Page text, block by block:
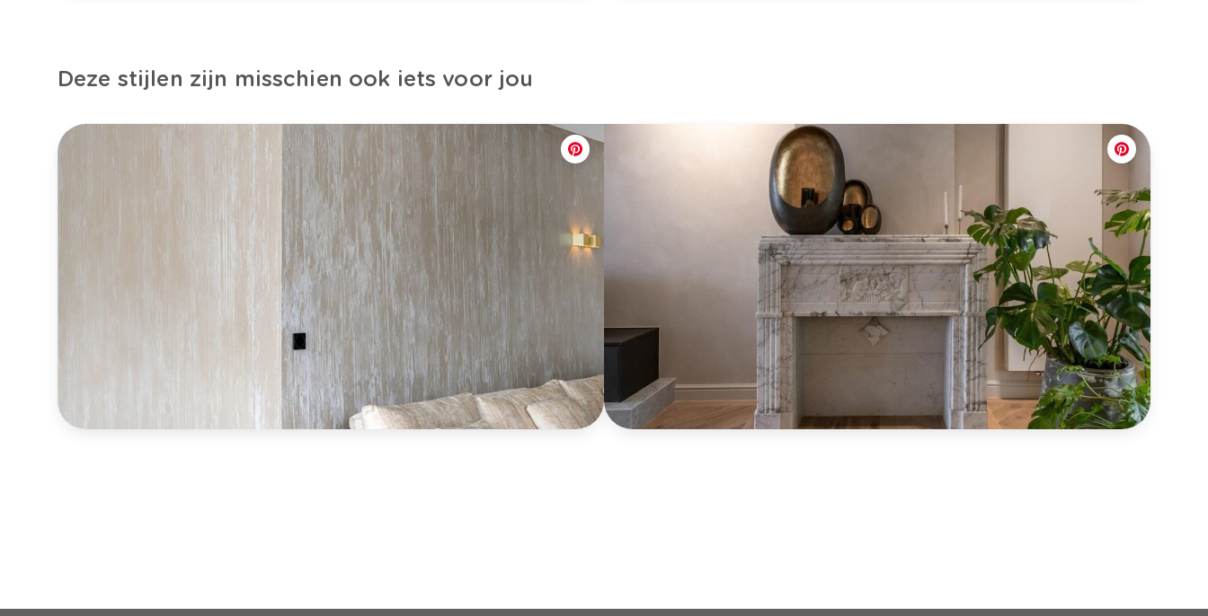
Deze stijlen zijn misschien ook iets voor jou